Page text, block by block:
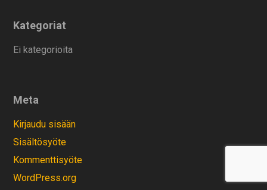
Kategoriat
Ei kategorioita
Meta
Kirjaudu sisään
Sisältösyöte
Kommenttisyöte
WordPress.org